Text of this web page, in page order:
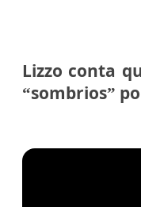
Lizzo conta
“sombrios”